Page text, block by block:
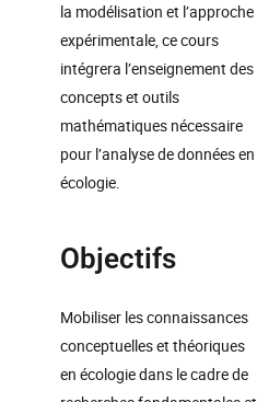
la modélisation et l’approche
expérimentale, ce cours
intégrera l’enseignement des
concepts et outils
mathématiques nécessaire
pour l’analyse de données en
écologie.
Objectifs
Mobiliser les connaissances
conceptuelles et théoriques
en écologie dans le cadre de